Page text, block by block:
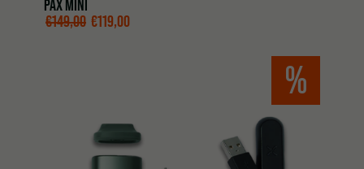
PAX MINI
€149,00 €119,00
%